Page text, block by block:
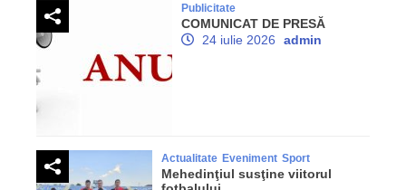
Publicitate
COMUNICAT DE PRESĂ
24 iulie 2026
admin
Actualitate Eveniment Sport
Mehedinţiul susţine viitorul